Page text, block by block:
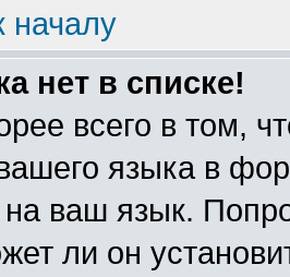
началу
нет в списке!
всего в том,
языка в
ваш язык.
ли он